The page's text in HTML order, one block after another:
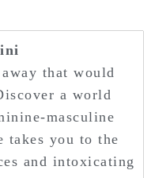
that would
a world
masculine
takes you to the
and intoxicating